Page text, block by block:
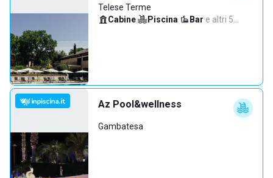
Telese Terme
Cabine· Piscina· Bar·e altri 5…
Az Pool&wellness
Gambatesa